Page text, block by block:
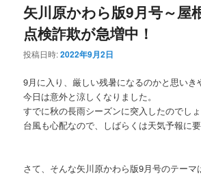
矢川原かわら版9月号～屋
点検詐欺が急増中！
投稿日時:2022年9月2日
9月に入り、厳しい残暑になるのかと思いき
今日は意外と涼しくなりました。
すでに秋の長雨シーズンに突入したのでし
台風も心配なので、しばらくは天気予報に
さて、そんな矢川原かわら版9月号のテー